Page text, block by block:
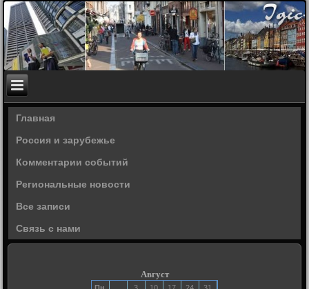
Главная
Россия и зарубежье
Комментарии событий
Региональные новости
Все записи
Связь с нами
Август